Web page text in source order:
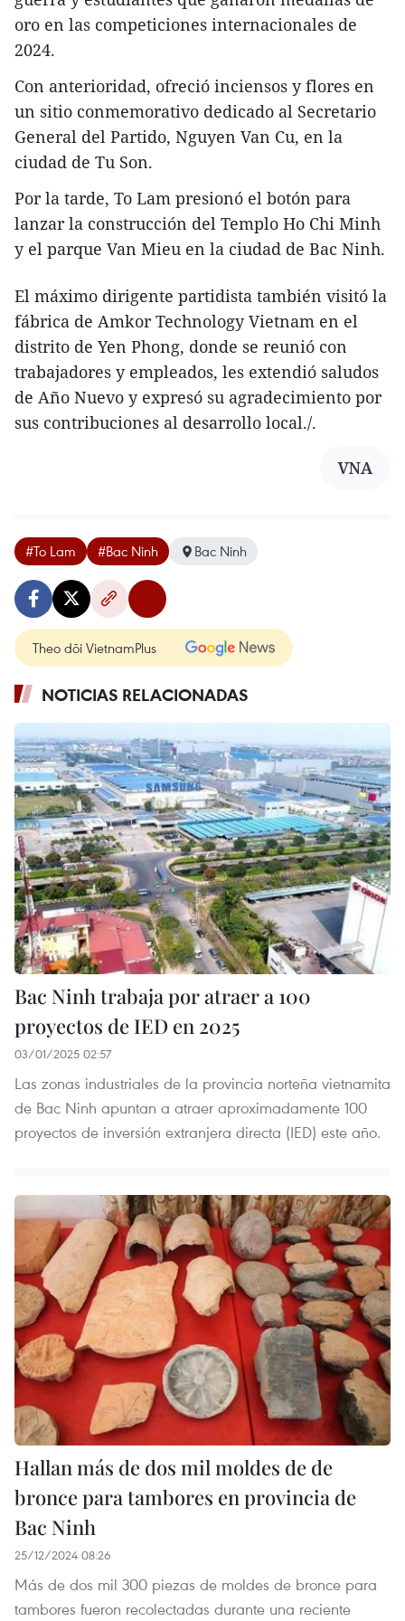
oro en las competiciones internacionales de
2024.
Con anterioridad, ofreció inciensos y flores en
un sitio conmemorativo dedicado al Secretario
General del Partido, Nguyen Van Cu, en la
ciudad de Tu Son.
Por la tarde, To Lam presionó el botón para
lanzar la construcción del Templo Ho Chi Minh
y el parque Van Mieu en la ciudad de Bac Ninh.
El máximo dirigente partidista también visitó la
fábrica de Amkor Technology Vietnam en el
distrito de Yen Phong, donde se reunió con
trabajadores y empleados, les extendió saludos
de Año Nuevo y expresó su agradecimiento por
sus contribuciones al desarrollo local./.
VNA
#To Lam #Bac Ninh Bac Ninh
Theo dõi VietnamPlus
NOTICIAS RELACIONADAS
Bac Ninh trabaja por atraer a 100
proyectos de IED en 2025
03/01/2025 02:57
Las zonas industriales de la provincia norteña vietnamita
de Bac Ninh apuntan a atraer aproximadamente 100
proyectos de inversión extranjera directa (IED) este año.
Hallan más de dos mil moldes de de
bronce para tambores en provincia de
Bac Ninh
25/12/2024 08:26
Más de dos mil 300 piezas de moldes de bronce para
tambores fueron recolectadas durante una reciente